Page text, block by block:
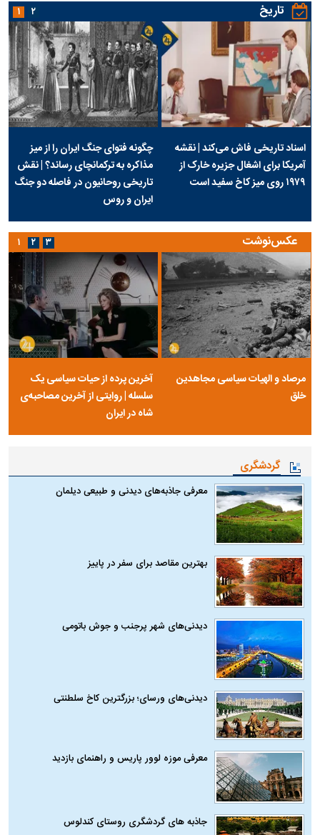
تاریخ
اسناد تاریخی فاش می‌کند | نقشه
آمریکا برای اشغال جزیره خارک از
۱۹۷۹ روی میز کاخ سفید است
چگونه فتوای جنگ ایران را از میز
مذاکره به ترکمانچای رساند؟ | نقش
تاریخی روحانیون در فاصله دو جنگ
ایران و روس
۱ ۲
عکس‌نوشت
مرصاد و الهیات سیاسی مجاهدین
خلق
آخرین پرده از حیات سیاسی یک
سلسله | روایتی از آخرین مصاحبه‌ی
شاه در ایران
۱ ۲ ۳
گردشگری
معرفی جاذبه‌های دیدنی و طبیعی دیلمان
بهترین مقاصد برای سفر در پاییز
دیدنی‌های شهر پرجنب و جوش باتومی
دیدنی‌های ورسای؛ بزرگترین کاخ سلطنتی
معرفی موزه لوور پاریس و راهنمای بازدید
جاذبه های گردشگری روستای کندلوس